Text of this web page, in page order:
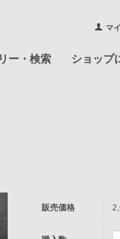
マ
ー・検索 ショップ
販売価格